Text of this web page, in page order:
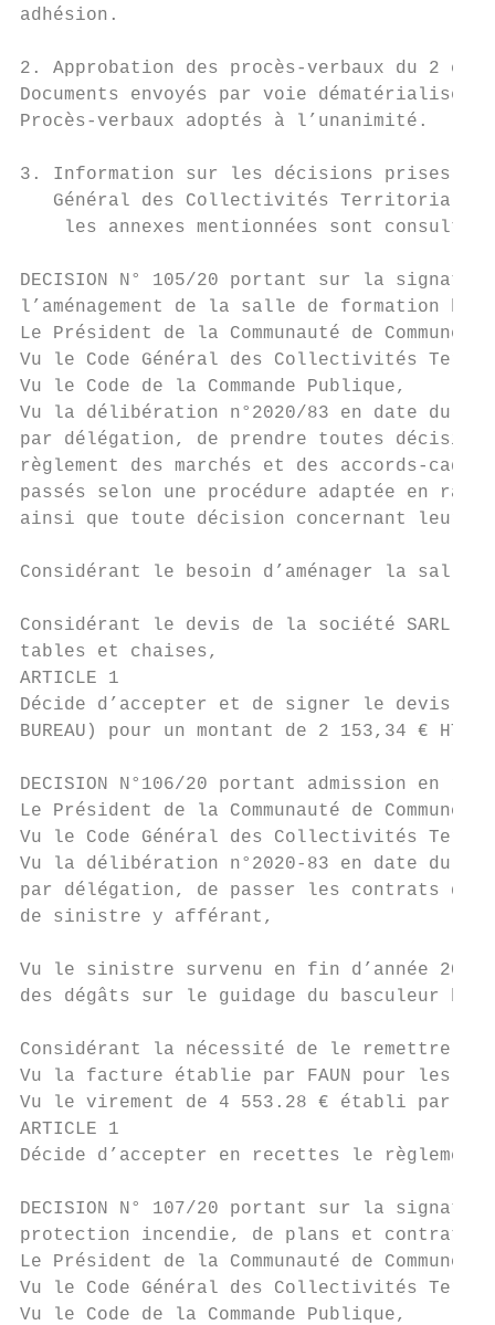
adhésion.
2. Approbation des procès-verbaux du 2 et 7
Documents envoyés par voie dématérialisée
Procès-verbaux adoptés à l’unanimité.
3. Information sur les décisions prises
   Général des Collectivités Territoriales
les annexes mentionnées sont
DECISION N° 105/20 portant sur la
l’aménagement de la salle de formation
Le Président de la Communauté de Communes
Vu le Code Général des Collectivités
Vu le Code de la Commande Publique,
Vu la délibération n°2020/83 en date du
par délégation, de prendre toutes
règlement des marchés et des accords-
passés selon une procédure adaptée en
ainsi que toute décision concernant leurs
Considérant le besoin d’aménager la salle
Considérant le devis de la société SARL
tables et chaises,
ARTICLE 1
Décide d’accepter et de signer le devis du 11
BUREAU) pour un montant de 2 153,34 € HT
DECISION N°106/20 portant admission en
Le Président de la Communauté de Communes
Vu le Code Général des Collectivités
Vu la délibération n°2020-83 en date du
par délégation, de passer les contrats
de sinistre y afférant,
Vu le sinistre survenu en fin d’année 2019
des dégâts sur le guidage du basculeur
Considérant la nécessité de le remettre
Vu la facture établie par FAUN pour les
Vu le virement de 4 553.28 € établi par
ARTICLE 1
Décide d’accepter en recettes le
DECISION N° 107/20 portant sur la
protection incendie, de plans et contrat de
Le Président de la Communauté de Communes
Vu le Code Général des Collectivités
Vu le Code de la Commande Publique,